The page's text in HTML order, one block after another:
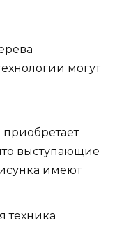
могут
выступающие
имеют
техника